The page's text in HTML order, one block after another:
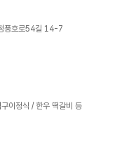
풍호로54길 14-7
이정식 / 한우 떡갈비 등